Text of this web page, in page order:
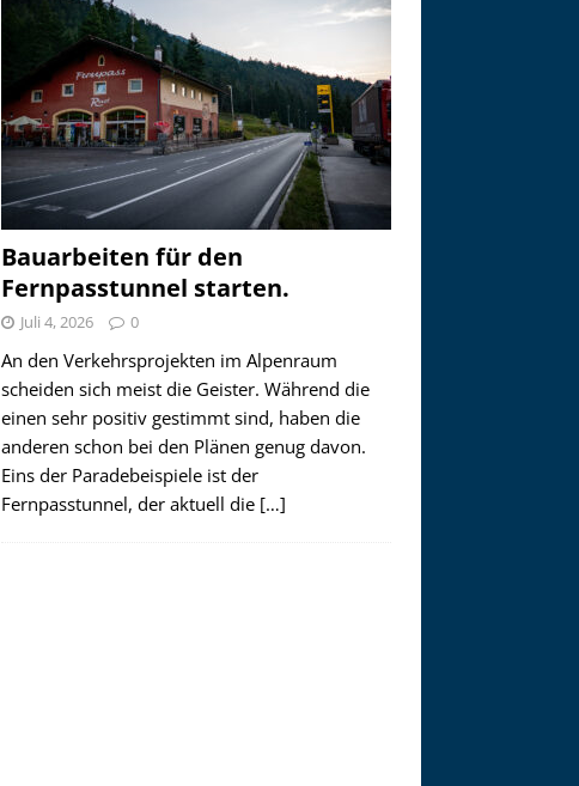
Bauarbeiten für den
Fernpasstunnel starten.
Juli 4, 2026 0
An den Verkehrsprojekten im Alpenraum
scheiden sich meist die Geister. Während die
einen sehr positiv gestimmt sind, haben die
anderen schon bei den Plänen genug davon.
Eins der Paradebeispiele ist der
Fernpasstunnel, der aktuell die […]